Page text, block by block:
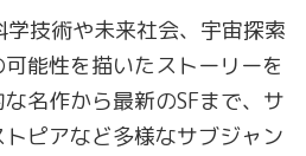
学技術や未来社会、宇宙探索
能性を描いたストーリーを
名作から最新のSFまで、サ
ピアなど多様なサブジャン